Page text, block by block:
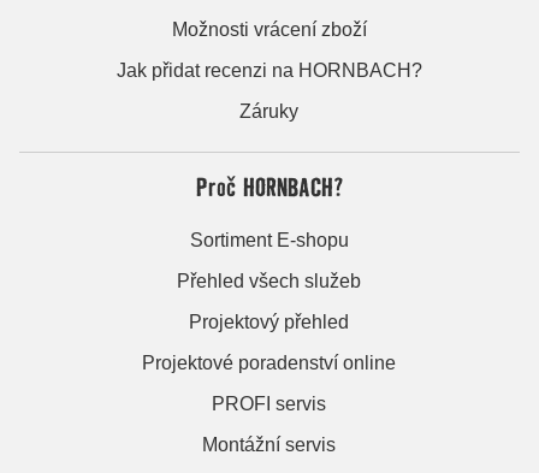
Možnosti vrácení zboží
Jak přidat recenzi na HORNBACH?
Záruky
Proč HORNBACH?
Sortiment E-shopu
Přehled všech služeb
Projektový přehled
Projektové poradenství online
PROFI servis
Montážní servis